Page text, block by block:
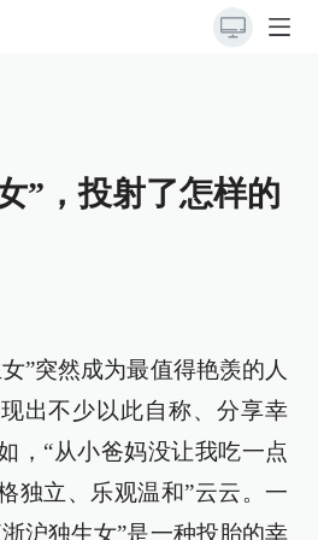
”，投射了怎样的
”突然成为最值得艳羡的人
出不少以此自称、分享幸
，“从小爸妈没让我吃一点
独立、乐观温和”云云。一
沪独生女”是一种投胎的幸